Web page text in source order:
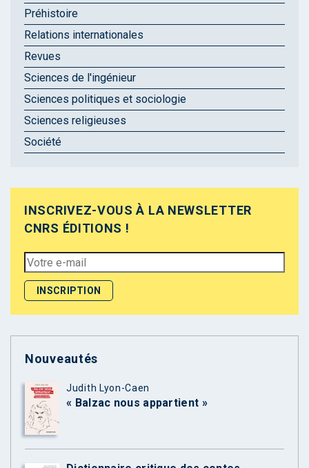
Préhistoire
Relations internationales
Revues
Sciences de l'ingénieur
Sciences politiques et sociologie
Sciences religieuses
Société
INSCRIVEZ-VOUS À LA NEWSLETTER
CNRS ÉDITIONS !
Nouveautés
Judith Lyon-Caen
« Balzac nous appartient »